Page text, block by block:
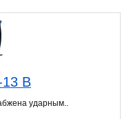
B
ударным..